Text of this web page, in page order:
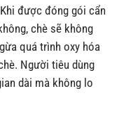
được đóng gói cẩn
chè sẽ không
quá trình oxy hóa
Người tiêu dùng
dài mà không lo